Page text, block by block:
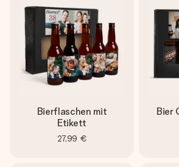
Bierflaschen mit
Etikett
27,99 €
Bier